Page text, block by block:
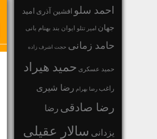
احمد سلو افشین آذری امید
جهان امیر تتلو ایوان بند بهنام بانی
حامد زمانی حجت اشرف زاده
حمید عسکری حمید هیراد
راغب رضا بهرام رضا شیری
رضا صادقی رضا
یزدانی سالار عقیلی